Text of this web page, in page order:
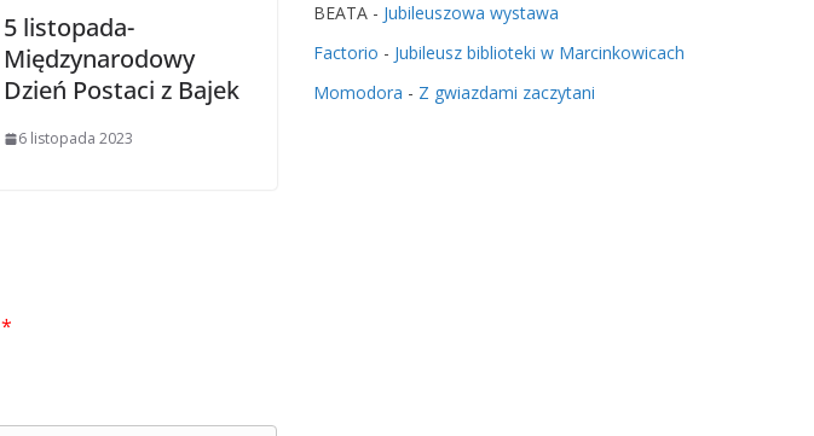
5 listopada-
Międzynarodowy
Dzień Postaci z Bajek
6 listopada 2023
*
BEATA - Jubileuszowa wystawa
Factorio - Jubileusz biblioteki w Marcinkowicach
Momodora - Z gwiazdami zaczytani